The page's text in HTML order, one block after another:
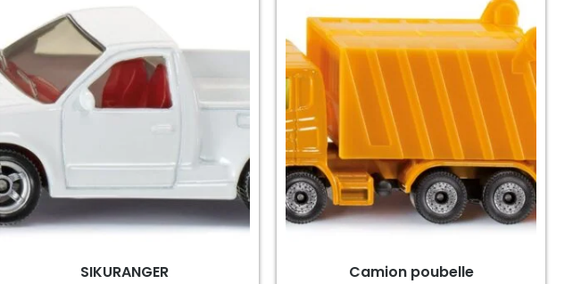
SIKURANGER Camion poubelle